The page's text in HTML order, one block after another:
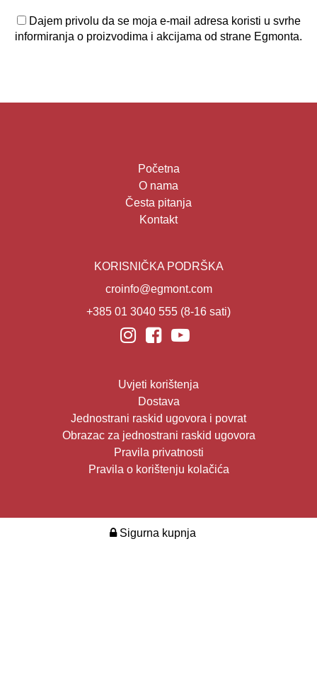
Dajem privolu da se moja e-mail adresa koristi u svrhe
informiranja o proizvodima i akcijama od strane Egmonta.
Početna
O nama
Česta pitanja
Kontakt
KORISNIČKA PODRŠKA
croinfo@egmont.com
+385 01 3040 555 (8-16 sati)
Uvjeti korištenja
Dostava
Jednostrani raskid ugovora i povrat
Obrazac za jednostrani raskid ugovora
Pravila privatnosti
Pravila o korištenju kolačića
Sigurna kupnja